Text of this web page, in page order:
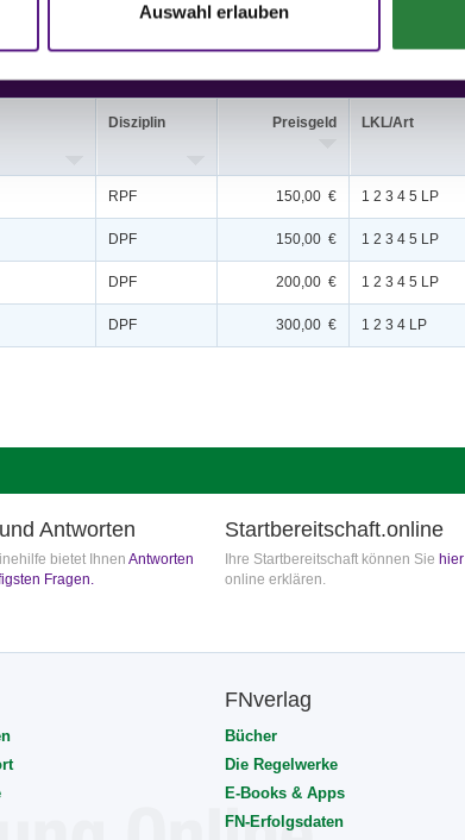
Auswahl erlauben
Disziplin Preisgeld LKL/Art
RPF 150,00 € 1 2 3 4 5 LP
DPF 150,00 € 1 2 3 4 5 LP
DPF 200,00 € 1 2 3 4 5 LP
DPF 300,00 € 1 2 3 4 LP
Antworten
bietet Ihnen Antworten
Fragen.
Startbereitschaft.online
Ihre Startbereitschaft können Sie hier
online erklären.
FNverlag
Bücher
Die Regelwerke
E-Books & Apps
FN-Erfolgsdaten